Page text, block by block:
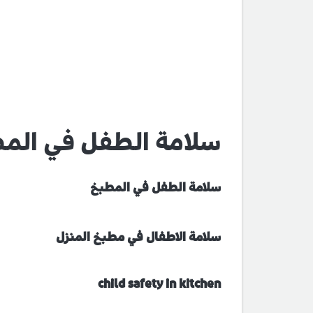
سلامة الطفل في
سلامة الطفل في المطبخ
سلامة الاطفال في مطبخ المنزل
child safety in kitchen